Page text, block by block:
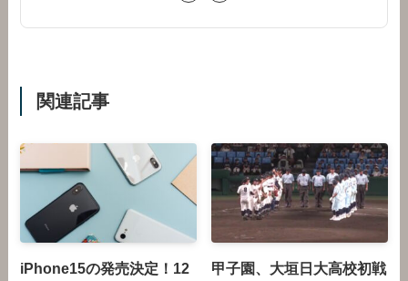
関連記事
iPhone15の発売決定！12
甲子園、大垣日大高校初戦